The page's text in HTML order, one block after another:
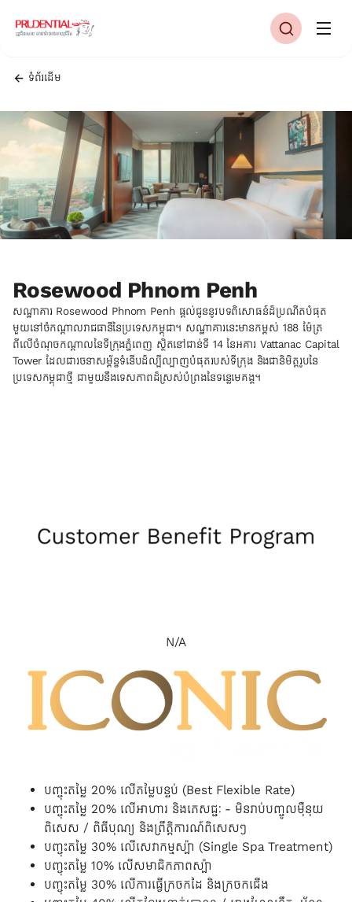
ទំព័រដើម
Rosewood Phnom Penh
សណ្ឋាគារ Rosewood Phnom Penh ផ្តល់ជូននូវបទពិសោធន៍ដ៏ប្រណីតបំផុត
មួយនៅចំកណ្តាលរាជធានីនៃប្រទេសកម្ពុជា។ សណ្ឋាគារនេះមានកម្ពស់ 188 ម៉ែត្រ
ពីលើចំណុចកណ្តាលនៃទីក្រុងភ្នំពេញ ស្ថិតនៅជាន់ទី 14 នៃអគារ Vattanac Capital
Tower ដែលជារចនាសម្ព័ន្ធទំនើបដ៏ល្បីល្បាញបំផុតរបស់ទីក្រុង និងជានិមិត្តរូបនៃ
ប្រទេសកម្ពុជាថ្មី ជាមួយនឹងទេសភាពដ៏ស្រស់បំព្រងនៃទន្លេមេគង្គ។
N/A
បញ្ចុះតម្លៃ 20% លើតម្លៃបន្ទប់ (Best Flexible Rate)
បញ្ចុះតម្លៃ 20% លើអាហារ និងភេសជ្ជៈ - មិនរាប់បញ្ចូលម៉ឺនុយ
ពិសេស / ពិធីបុណ្យ និងព្រឹត្តិការណ៍ពិសេសៗ
បញ្ចុះតម្លៃ 30% លើសេវាកម្មស្ប៉ា (Single Spa Treatment)
បញ្ចុះតម្លៃ 10% លើសមាជិកភាពស្ប៉ា
បញ្ចុះតម្លៃ 30% លើការធ្វើក្រចកដៃ និងក្រចកជើង